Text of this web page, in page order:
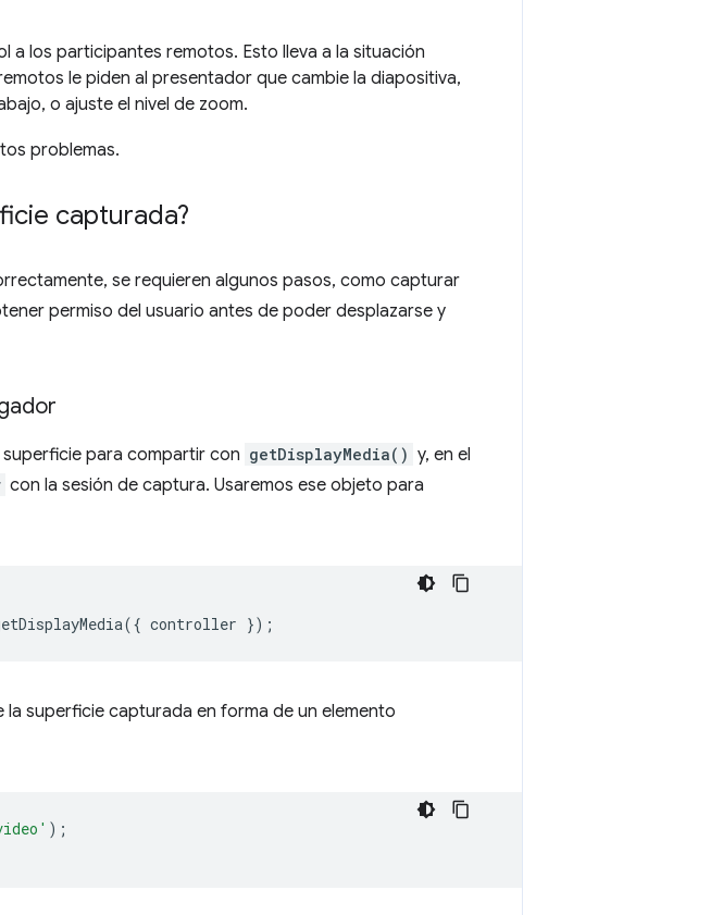
a los participantes remotos. Esto lleva a la situación
le piden al presentador que cambie la diapositiva,
o ajuste el nivel de zoom.
problemas.
capturada?
se requieren algunos pasos, como capturar
permiso del usuario antes de poder desplazarse y
para compartir con getDisplayMedia() y, en el
con la sesión de captura. Usaremos ese objeto para
({ controller });
superficie capturada en forma de un elemento
);